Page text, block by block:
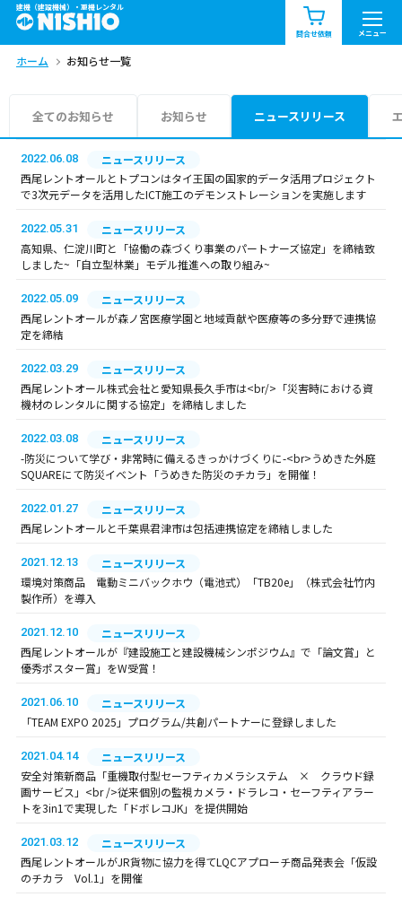
建機（建設機械）・重機レンタル
問合せ依頼 メニュー
商品一覧 お知らせ一覧
問合せ依頼リスト
エリア情報を見る
中部 関西 中国・四国
九州・沖縄（外部）
ホーム お知らせ一覧
全てのお知らせ お知らせ ニュースリリース
2022.06.08
ニュースリリース
西尾レントオールとトプコンはタイ王国の国家的データ活用プロジェクト
で3次元データを活用したICT施工のデモンストレーションを実施します
2022.05.31
ニュースリリース
高知県、仁淀川町と「協働の森づくり事業のパートナーズ協定」を締結致
しました~「自立型林業」モデル推進への取り組み~
2022.05.09
ニュースリリース
西尾レントオールが森ノ宮医療学園と地域貢献や医療等の多分野で連携協
定を締結
2022.03.29
ニュースリリース
西尾レントオール株式会社と愛知県長久手市は<br/>「災害時における資
機材のレンタルに関する協定」を締結しました
2022.03.08
ニュースリリース
-防災について学び・非常時に備えるきっかけづくりに-<br>うめきた外庭
SQUAREにて防災イベント「うめきた防災のチカラ」を開催！
2022.01.27
ニュースリリース
西尾レントオールと千葉県君津市は包括連携協定を締結しました
2021.12.13
ニュースリリース
環境対策商品 電動ミニバックホウ（電池式）「TB20e」（株式会社竹内
製作所）を導入
2021.12.10
ニュースリリース
西尾レントオールが『建設施工と建設機械シンポジウム』で「論文賞」と
優秀ポスター賞」をW受賞！
2021.06.10
ニュースリリース
「TEAM EXPO 2025」プログラム/共創パートナーに登録しました
2021.04.14
ニュースリリース
安全対策新商品「重機取付型セーフティカメラシステム × クラウド録
画サービス」<br />従来個別の監視カメラ・ドラレコ・セーフティアラー
トを3in1で実現した「ドボレコJK」を提供開始
2021.03.12
ニュースリリース
西尾レントオールがJR貨物に協力を得てLQCアプローチ商品発表会「仮設
のチカラ Vol.1」を開催